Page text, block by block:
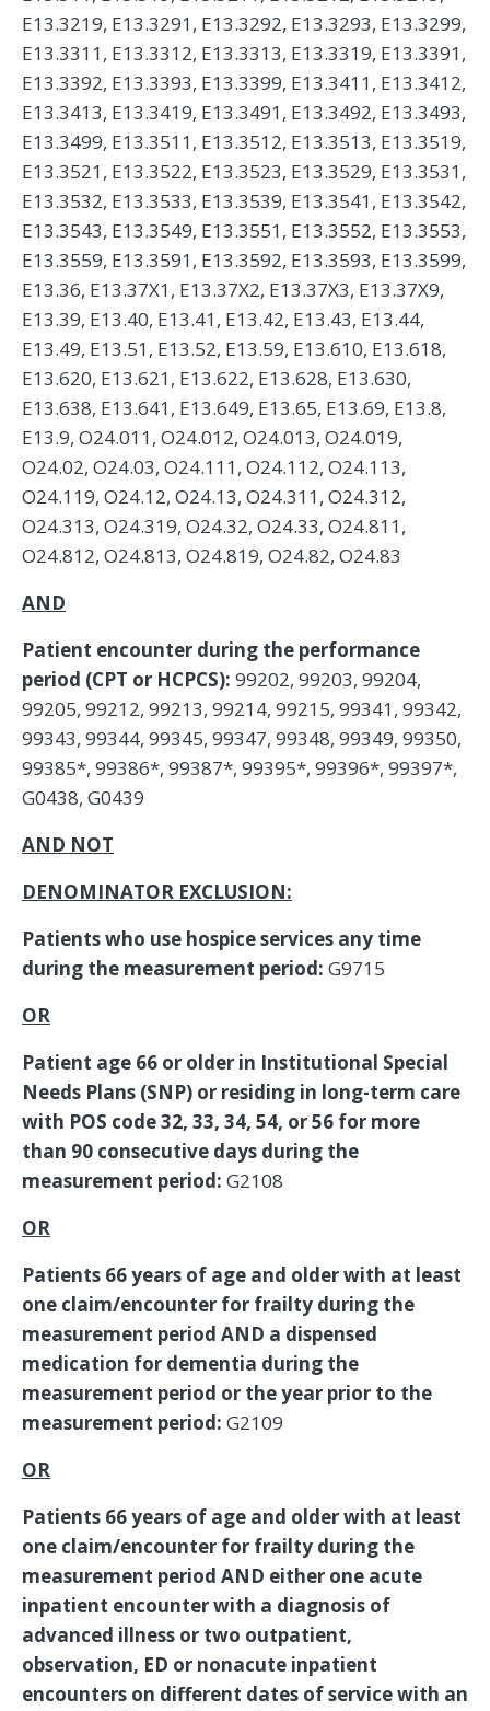
E13.3219, E13.3291, E13.3292, E13.3293, E13.3299,
E13.3311, E13.3312, E13.3313, E13.3319, E13.3391,
E13.3392, E13.3393, E13.3399, E13.3411, E13.3412,
E13.3413, E13.3419, E13.3491, E13.3492, E13.3493,
E13.3499, E13.3511, E13.3512, E13.3513, E13.3519,
E13.3521, E13.3522, E13.3523, E13.3529, E13.3531,
E13.3532, E13.3533, E13.3539, E13.3541, E13.3542,
E13.3543, E13.3549, E13.3551, E13.3552, E13.3553,
E13.3559, E13.3591, E13.3592, E13.3593, E13.3599,
E13.36, E13.37X1, E13.37X2, E13.37X3, E13.37X9,
E13.39, E13.40, E13.41, E13.42, E13.43, E13.44,
E13.49, E13.51, E13.52, E13.59, E13.610, E13.618,
E13.620, E13.621, E13.622, E13.628, E13.630,
E13.638, E13.641, E13.649, E13.65, E13.69, E13.8,
E13.9, O24.011, O24.012, O24.013, O24.019,
O24.02, O24.03, O24.111, O24.112, O24.113,
O24.119, O24.12, O24.13, O24.311, O24.312,
O24.313, O24.319, O24.32, O24.33, O24.811,
O24.812, O24.813, O24.819, O24.82, O24.83
AND
Patient encounter during the performance
period (CPT or HCPCS): 99202, 99203, 99204,
99205, 99212, 99213, 99214, 99215, 99341, 99342,
99343, 99344, 99345, 99347, 99348, 99349, 99350,
99385*, 99386*, 99387*, 99395*, 99396*, 99397*,
G0438, G0439
AND NOT
DENOMINATOR EXCLUSION:
Patients who use hospice services any time
during the measurement period: G9715
OR
Patient age 66 or older in Institutional Special
Needs Plans (SNP) or residing in long-term care
with POS code 32, 33, 34, 54, or 56 for more
than 90 consecutive days during the
measurement period: G2108
OR
Patients 66 years of age and older with at least
one claim/encounter for frailty during the
measurement period AND a dispensed
medication for dementia during the
measurement period or the year prior to the
measurement period: G2109
OR
Patients 66 years of age and older with at least
one claim/encounter for frailty during the
measurement period AND either one acute
inpatient encounter with a diagnosis of
advanced illness or two outpatient,
observation, ED or nonacute inpatient
encounters on different dates of service with an